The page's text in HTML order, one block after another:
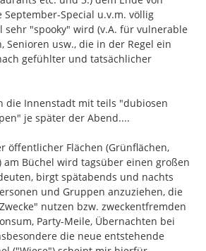
Special u.v.m. völlig
sehr "spooky" wird (v.A. für vulnerable
Senioren usw., die in der Regel ein
gefühlter und tatsächlicher
die Innenstadt mit teils "dubiosen
je später der Abend....
öffentlicher Flächen (Grünflächen,
am Büchel wird tagsüber einen großen
birgt spätabends und nachts
und Gruppen anzuziehen, die
nutzen bzw. zweckentfremden
Party-Meile, Übernachten bei
die neue entstehende